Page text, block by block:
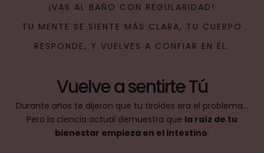
¡VAS AL BAÑO CON REGULARIDAD!
TU MENTE SE SIENTE MÁS CLARA, TU CUERPO
RESPONDE, Y VUELVES A CONFIAR EN ÉL.
Vuelve a sentirte Tú
Durante años te dijeron que tu tiroides era el problema…
Pero la ciencia actual demuestra que la raíz de tu
bienestar empieza en el intestino.